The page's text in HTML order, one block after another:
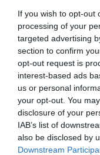
If you wish to opt-out
processing of your
targeted advertising
section to confirm
opt-out request is
interest-based ads
us or personal
your opt-out. You
disclosure of your
IAB’s list of
also be disclosed by
Downstream
természetes
viszont kitartóan
visszaszoríthatók a
Megosztás:
Címkék:
Korábbi